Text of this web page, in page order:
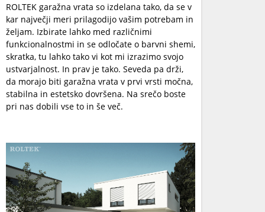
ROLTEK garažna vrata so izdelana tako, da se v
kar največji meri prilagodijo vašim potrebam in
željam. Izbirate lahko med različnimi
funkcionalnostmi in se odločate o barvni shemi,
skratka, tu lahko tako vi kot mi izrazimo svojo
ustvarjalnost. In prav je tako. Seveda pa drži,
da morajo biti garažna vrata v prvi vrsti močna,
stabilna in estetsko dovršena. Na srečo boste
pri nas dobili vse to in še več.